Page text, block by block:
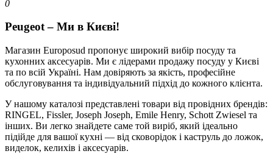
0
Peugeot – Ми в Києві!
Магазин Europosud пропонує широкий вибір посуду та
кухонних аксесуарів. Ми є лідерами продажу посуду у Києві
та по всій Україні. Нам довіряють за якість, професійне
обслуговування та індивідуальний підхід до кожного клієнта.
У нашому каталозі представлені товари від провідних брендів:
RINGEL, Fissler, Joseph Joseph, Emile Henry, Schott Zwiesel та
інших. Ви легко знайдете саме той виріб, який ідеально
підійде для вашої кухні — від сковорідок і каструль до ложок,
виделок, келихів і аксесуарів.